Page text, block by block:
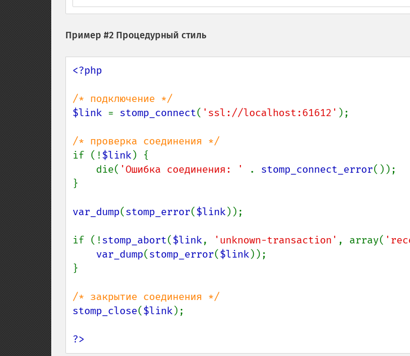
Пример #2 Процедурный стиль
<?php
$link = stomp_connect( 'ssl://localhost:61612' );
if (!$link) {
    die(
'Ошибка соединения: ' . stomp_connect_error());
}
var_dump(stomp_error($link));
if (!stomp_abort($link, 'unknown-transaction' , array(
var_dump(stomp_error($link));
}
stomp_close($link);
?>